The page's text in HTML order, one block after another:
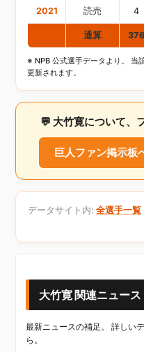
2021 読売 4
通算 376
※ NPB 公式選手データより。 当
更新されます。
💬 大竹寛について、
巨人ファン掲示板
データサイト内: 全選手一覧
大竹寛 関連ニュース
最新ニュースの補足。 詳しい
ら。